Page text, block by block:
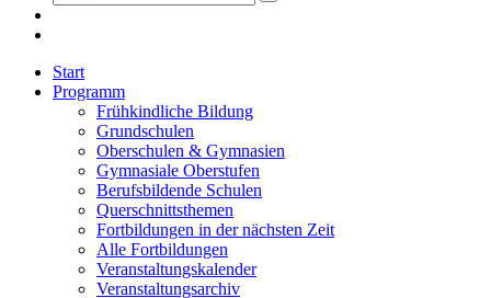
Start
Programm
Frühkindliche Bildung
Grundschulen
Oberschulen & Gymnasien
Gymnasiale Oberstufen
Berufsbildende Schulen
Querschnittsthemen
Fortbildungen in der nächsten Zeit
Alle Fortbildungen
Veranstaltungskalender
Veranstaltungsarchiv